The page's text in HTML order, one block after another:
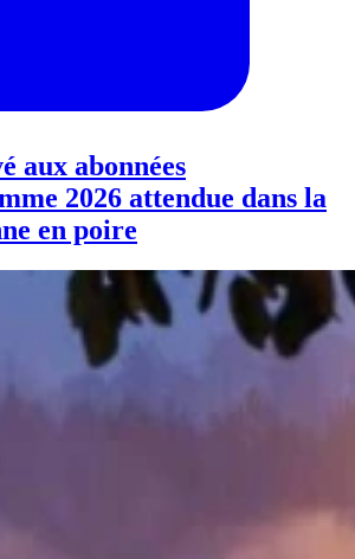
aux abonnées
2026 attendue dans la
en poire